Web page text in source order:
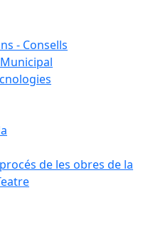
- Consells
de les obres de la